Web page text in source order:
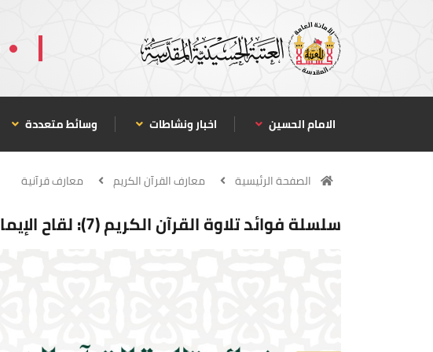
الامام الحسين اخبار ونشاطات وسائط متعددة
الصفحة الرئيسية معارف القرآن الكريم معارف قرآنية
سلسلة فوائد تلاوة القرآن الكريم (7): لقاح الإيمان